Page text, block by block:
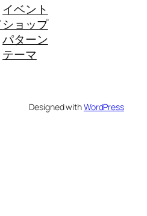
イベント
ショップ
パターン
テーマ
Designed withWordPress